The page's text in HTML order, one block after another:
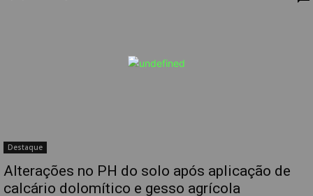
Destaque
Alterações no PH do solo após aplicação de
calcário dolomítico e gesso agrícola